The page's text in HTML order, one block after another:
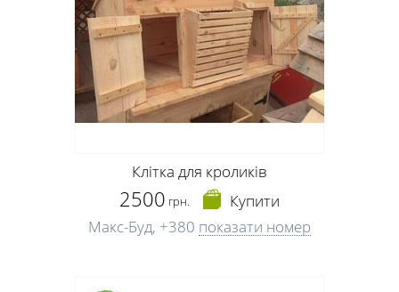
Клітка для кроликів
2500 грн.
Купити
Макс-Буд, +380 показати номер